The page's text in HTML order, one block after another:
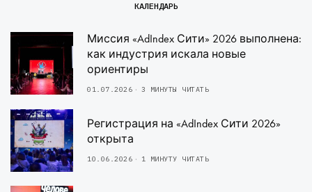
КАЛЕНДАРЬ
Миссия «AdIndex Сити» 2026 выполнена:
как индустрия искала новые
ориентиры
01.07.2026 3 МИНУТЫ ЧИТАТЬ
Регистрация на «AdIndex Сити 2026»
открыта
10.06.2026 1 МИНУТУ ЧИТАТЬ